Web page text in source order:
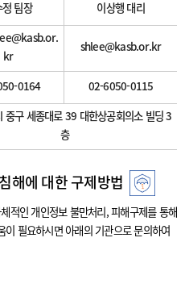
정 팀장 이상행 대리
kr
shlee@kasb.or.kr
0164 02-6050-0115
중구 세종대로 39 대한상공회의소 빌딩 3
층
해에 대한 구제방법
적인 개인정보 불만처리, 피해구제를 통해
필요하시면 아래의 기관으로 문의하여